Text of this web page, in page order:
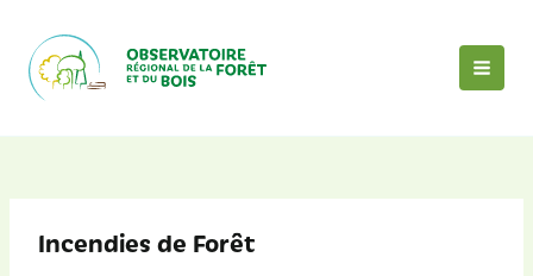
contenu
Incendies de Forêt